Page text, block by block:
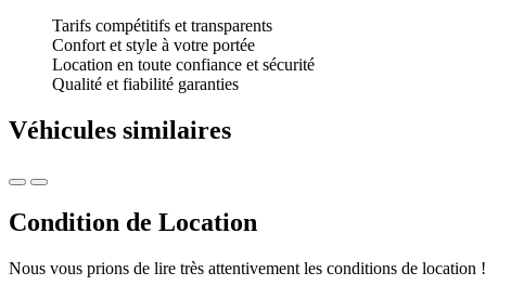
Tarifs compétitifs et transparents
Confort et style à votre portée
Location en toute confiance et sécurité
Qualité et fiabilité garanties
Véhicules similaires
Condition de Location
Nous vous prions de lire très attentivement les conditions de location !